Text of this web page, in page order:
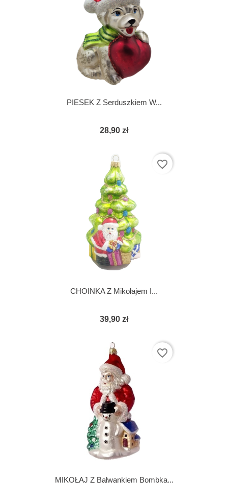
PIESEK Z Serduszkiem W...
28,90 zł
CHOINKA Z Mikołajem I...
39,90 zł
favorite_border
MIKOŁAJ Z Bałwankiem Bombka...
favorite_border